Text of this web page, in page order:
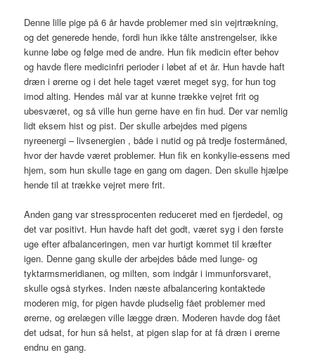
Denne lille pige på 6 år havde problemer med sin vejrtrækning,
og det generede hende, fordi hun ikke tålte anstrengelser, ikke
kunne løbe og følge med de andre. Hun fik medicin efter behov
og havde flere medicinfri perioder i løbet af et år. Hun havde haft
dræn i ørerne og i det hele taget været meget syg, for hun tog
imod alting. Hendes mål var at kunne trække vejret frit og
ubesværet, og så ville hun gerne have en fin hud. Der var nemlig
lidt eksem hist og pist. Der skulle arbejdes med pigens
nyreenergi – livsenergien , både i nutid og på tredje fostermåned,
hvor der havde været problemer. Hun fik en konkylie-essens med
hjem, som hun skulle tage en gang om dagen. Den skulle hjælpe
hende til at trække vejret mere frit.
Anden gang var stressprocenten reduceret med en fjerdedel, og
det var positivt. Hun havde haft det godt, været syg i den første
uge efter afbalanceringen, men var hurtigt kommet til kræfter
igen. Denne gang skulle der arbejdes både med lunge- og
tyktarmsmeridianen, og milten, som indgår i immunforsvaret,
skulle også styrkes. Inden næste afbalancering kontaktede
moderen mig, for pigen havde pludselig fået problemer med
ørerne, og ørelægen ville lægge dræn. Moderen havde dog fået
det udsat, for hun så helst, at pigen slap for at få dræn i ørerne
endnu en gang.